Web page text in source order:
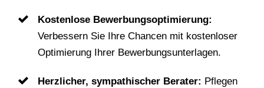
Kostenlose Bewerbungsoptimierung:
Verbessern Sie Ihre Chancen mit kostenloser
Optimierung Ihrer Bewerbungsunterlagen.
Herzlicher, sympathischer Berater: Pflegen